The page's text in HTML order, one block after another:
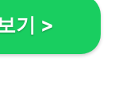
기 >